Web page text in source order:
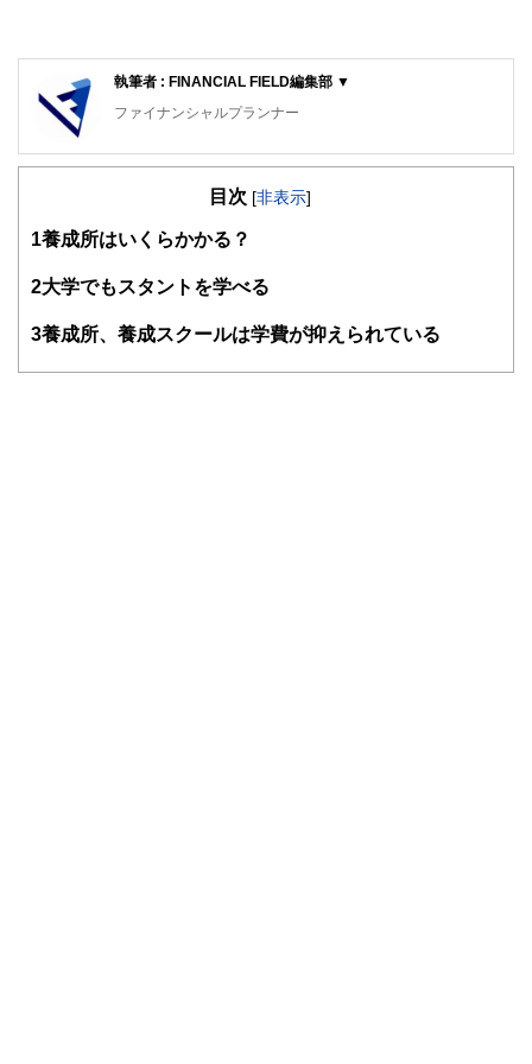
執筆者 : FINANCIAL FIELD編集部 ▼
ファイナンシャルプランナー
FinancialField編集部は、金融、経済に関する記事を、日々
知識がない方でも理解できるようわかりやすく発信していま
得者を中心に「お金や暮らし」に関する書籍・雑誌の編集経
験者で構成され、企画立案から記事掲載まですべての工程に
目次 [非表示]
1 養成所はいくらかかる？
2大学でもスタントを学べる
3養成所、養成スクールは学費が抑えられている